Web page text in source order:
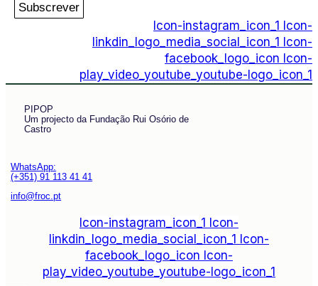
Subscrever
Icon-instagram_icon_1
Icon-
linkdin_logo_media_social_icon_1
Icon-
facebook_logo_icon Icon-
play_video_youtube_youtube-logo_icon_1
PIPOP
Um projecto da Fundação Rui Osório de
Castro
WhatsApp:
(+351) 91 113 41 41
info@froc.pt
Icon-instagram_icon_1
Icon-
linkdin_logo_media_social_icon_1
Icon-
facebook_logo_icon Icon-
play_video_youtube_youtube-logo_icon_1